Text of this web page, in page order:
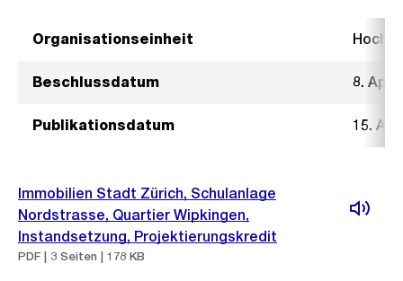
Organisationseinheit
Beschlussdatum 8. April
Publikationsdatum 15.
Immobilien Stadt Zürich, Schulanlage
Nordstrasse, Quartier Wipkingen,
Instandsetzung, Projektierungskredit
PDF | 3 Seiten | 178 KB